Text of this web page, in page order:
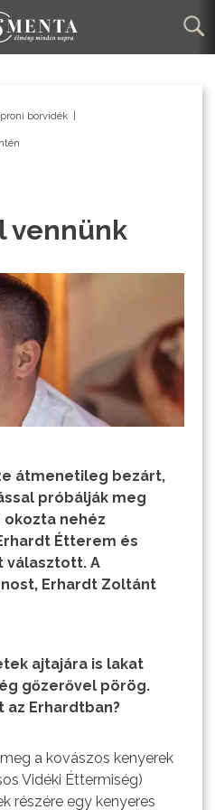
borvidék
vennünk
átmenetileg bezárt,
próbálják meg
okozta nehéz
Étterem és
választott. A
Erhardt Zoltánt
ajtajára is lakat
gőzerővel pörög.
az Erhardtban?
a kovászos kenyerek
Vidéki Éttermiség)
részére egy kenyeres